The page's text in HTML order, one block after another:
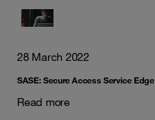
28 March 2022
SASE: Secure Access Service Edge
Read more